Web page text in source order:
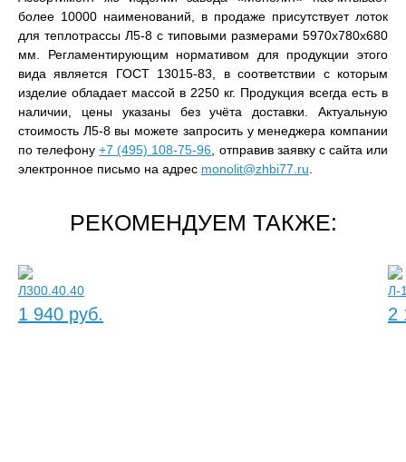
более 10000 наименований, в продаже присутствует лоток
для теплотрассы Л5-8 с типовыми размерами 5970x780x680
мм. Регламентирующим нормативом для продукции этого
вида является ГОСТ 13015-83, в соответствии с которым
изделие обладает массой в 2250 кг. Продукция всегда есть в
наличии, цены указаны без учёта доставки. Актуальную
стоимость Л5-8 вы можете запросить у менеджера компании
по телефону+7 (495) 108-75-96 , отправив заявку с сайта или
электронное письмо на адрес monolit@zhbi77.ru
РЕКОМЕНДУЕМ ТАКЖЕ:
Л300.40.40
1 940 руб.
Л-
2